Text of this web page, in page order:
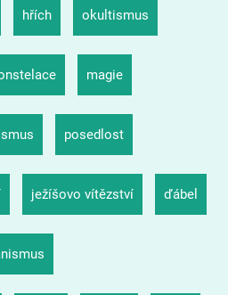
hřích okultismus
magie
posedlost
ježíšovo vítězství ďábel